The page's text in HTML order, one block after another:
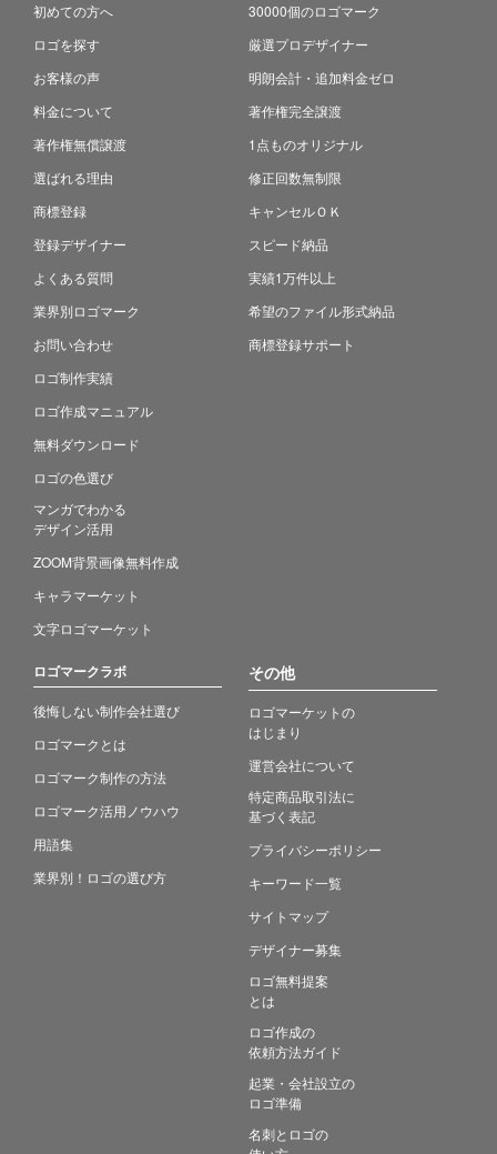
初めての方へ
ロゴを探す
お客様の声
料金について
著作権無償譲渡
選ばれる理由
商標登録
登録デザイナー
よくある質問
業界別ロゴマーク
お問い合わせ
ロゴ制作実績
ロゴ作成マニュアル
無料ダウンロード
ロゴの色選び
マンガでわかる
デザイン活用
ZOOM背景画像無料作成
キャラマーケット
文字ロゴマーケット
30000個のロゴマーク
厳選プロデザイナー
明朗会計・追加料金ゼロ
著作権完全譲渡
1点ものオリジナル
修正回数無制限
キャンセルＯＫ
スピード納品
実績1万件以上
希望のファイル形式納品
商標登録サポート
ロゴマークラボ
後悔しない制作会社選び
ロゴマークとは
ロゴマーク制作の方法
ロゴマーク活用ノウハウ
用語集
業界別！ロゴの選び方
その他
ロゴマーケットの
はじまり
運営会社について
特定商品取引法に
基づく表記
プライバシーポリシー
キーワード一覧
サイトマップ
デザイナー募集
ロゴ無料提案
とは
ロゴ作成の
依頼方法ガイド
起業・会社設立の
ロゴ準備
名刺とロゴの